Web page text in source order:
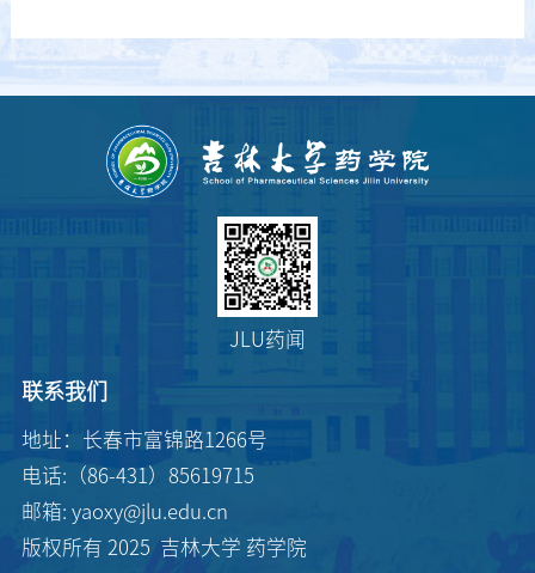
JLU药闻
联系我们
地址：长春市富锦路1266号
电话:（86-431）85619715
邮箱: yaoxy@jlu.edu.cn
版权所有 2025 吉林大学 药学院